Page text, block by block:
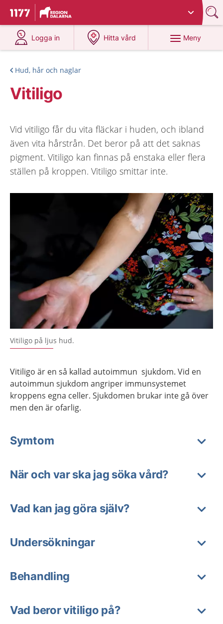
Till startsidan för 1177
Du har valt region
Logga in
på 1177.se
Hitta vård
på 1177.se
Meny
Hud, hår och naglar
Vitiligo
Vid vitiligo får du vita fläckar i huden, och ibland
även vita hårstrån. Det beror på att det saknas
pigment. Vitiligo kan finnas på enstaka eller flera
ställen på kroppen. Vitiligo smittar inte.
Vitiligo på ljus hud.
Vitiligo är en så kallad autoimmun sjukdom. Vid en
autoimmun sjukdom angriper immunsystemet
kroppens egna celler. Sjukdomen brukar inte gå över
men den är ofarlig.
Symtom
När och var ska jag söka vård?
Vad kan jag göra själv?
Undersökningar
Behandling
Vad beror vitiligo på?